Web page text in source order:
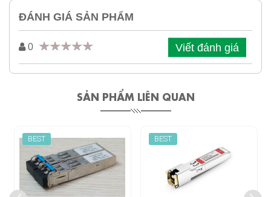
ĐÁNH GIÁ SẢN PHẨM
0 Viết đánh giá
SẢN PHẨM LIÊN QUAN
BEST BEST